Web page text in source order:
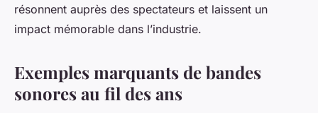
résonnent auprès des spectateurs et laissent un
impact mémorable dans l’industrie.
Exemples marquants de bandes
sonores au fil des ans